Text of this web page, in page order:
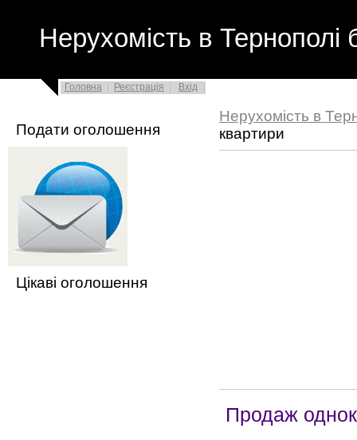
Нерухомість в Тернополі
Головна Реєстрація Вхід
Подати оголошення
Цікаві оголошення
Нерухомість в
квартири
Продаж